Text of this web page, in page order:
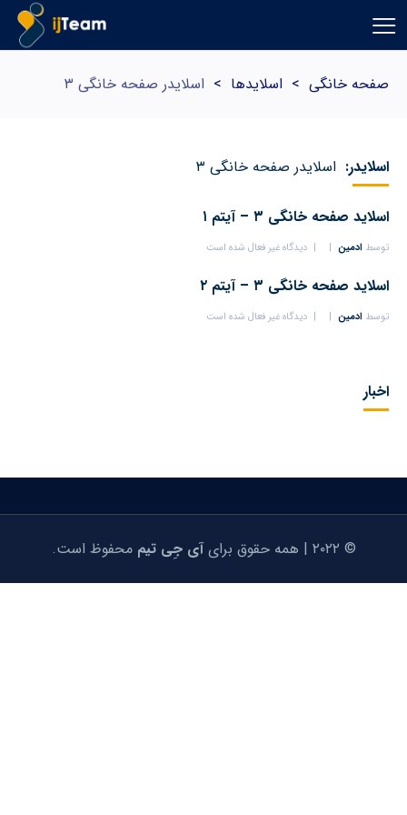
صفحه خانگی > اسلایدها > اسلایدر صفحه خانگی ۳
اسلایدر: اسلایدر صفحه خانگی ۳
اسلاید صفحه خانگی ۳ – آیتم ۱
توسط ادمین دیدگاه غیر فعال شده است
اسلاید صفحه خانگی ۳ – آیتم ۲
توسط ادمین دیدگاه غیر فعال شده است
اخبار
© ۲۰۲۲ | همه حقوق برای آی جِی تیم محفوظ است.